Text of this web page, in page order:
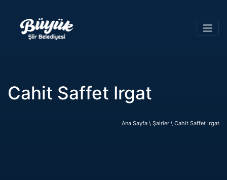
Cahit Saffet Irgat
Ana Sayfa \ Şairler \ Cahit Saffet Irgat